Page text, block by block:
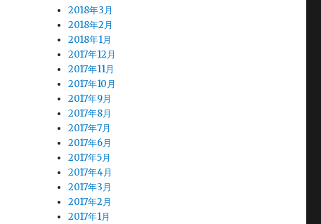
2018年3月
2018年2月
2018年1月
2017年12月
2017年11月
2017年10月
2017年9月
2017年8月
2017年7月
2017年6月
2017年5月
2017年4月
2017年3月
2017年2月
2017年1月